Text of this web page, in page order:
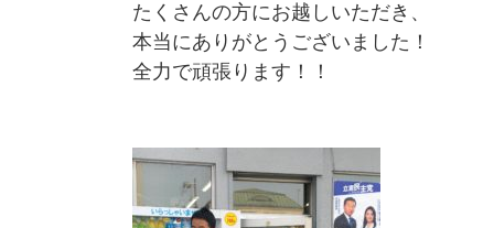
たくさんの方にお越しいただき、
本当にありがとうございました！
全力で頑張ります！！